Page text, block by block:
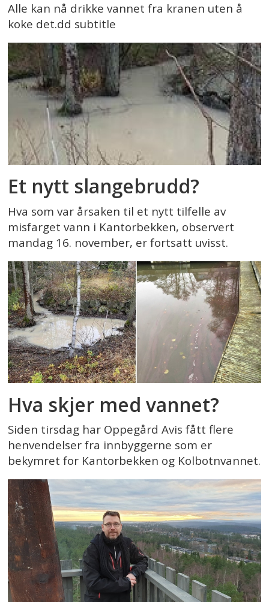
Alle kan nå drikke vannet fra kranen uten å
koke det.dd subtitle
Et nytt slangebrudd?
Hva som var årsaken til et nytt tilfelle av
misfarget vann i Kantorbekken, observert
mandag 16. november, er fortsatt uvisst.
Hva skjer med vannet?
Siden tirsdag har Oppegård Avis fått flere
henvendelser fra innbyggerne som er
bekymret for Kantorbekken og Kolbotnvannet.